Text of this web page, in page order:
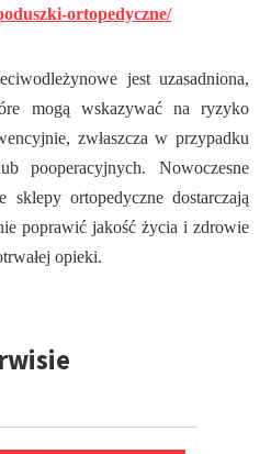
ortopedyczne/
jest uzasadniona,
mogą wskazywać na ryzyko
zwłaszcza w przypadku
pooperacyjnych. Nowoczesne
sklepy ortopedyczne dostarczają
poprawić jakość życia i zdrowie
opieki.